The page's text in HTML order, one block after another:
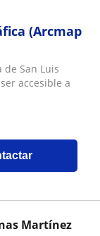
(Arcmap
San Luis
accesible a
Martínez